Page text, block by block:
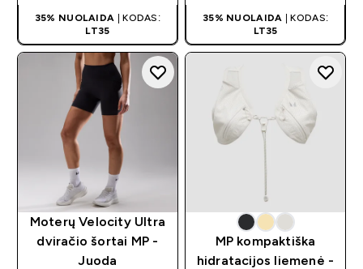
35% NUOLAIDA | KODAS:
LT35
35% NUOLAIDA | KODAS:
LT35
Moterų Velocity Ultra
dviračio šortai MP -
Juoda
MP kompaktiška
hidratacijos liemenė -